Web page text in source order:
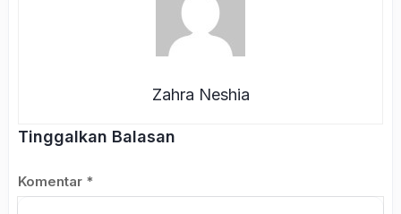
Zahra Neshia
Tinggalkan Balasan
Komentar *